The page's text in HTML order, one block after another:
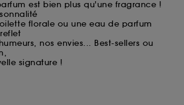
est bien plus qu'une fragrance !
florale ou une eau de parfum
nos envies... Best-sellers ou
signature !